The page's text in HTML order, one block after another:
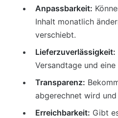
Anpassbarkeit:
Inhalt monatlich
verschiebt.
Lieferzuverlässigkeit:
Versandtage und
Transparenz:
abgerechnet wird
Erreichbarkeit: Gibt